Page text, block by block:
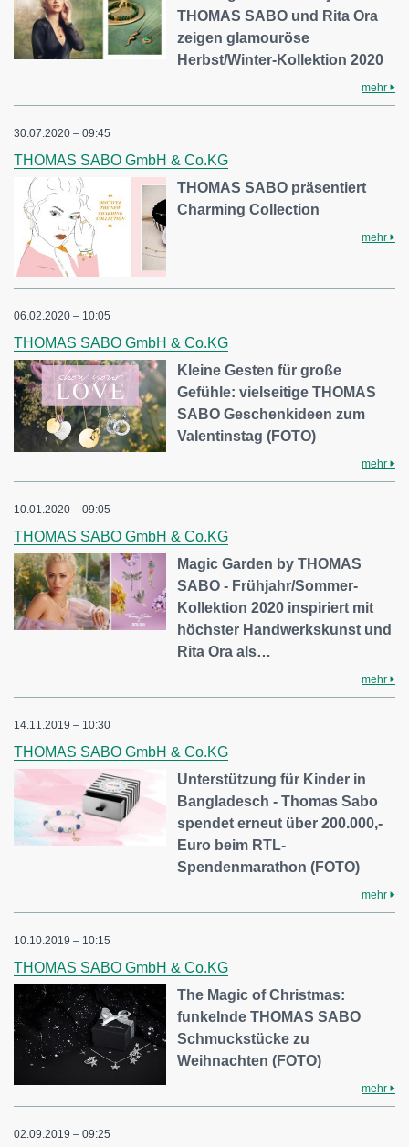
THOMAS SABO und Rita Ora
zeigen glamouröse
Herbst/Winter-Kollektion 2020
mehr
30.07.2020 – 09:45
THOMAS SABO GmbH & Co.KG
THOMAS SABO präsentiert
Charming Collection
mehr
06.02.2020 – 10:05
THOMAS SABO GmbH & Co.KG
Kleine Gesten für große
Gefühle: vielseitige THOMAS
SABO Geschenkideen zum
Valentinstag (FOTO)
mehr
10.01.2020 – 09:05
THOMAS SABO GmbH & Co.KG
Magic Garden by THOMAS
SABO - Frühjahr/Sommer-
Kollektion 2020 inspiriert mit
höchster Handwerkskunst und
Rita Ora als…
mehr
14.11.2019 – 10:30
THOMAS SABO GmbH & Co.KG
Unterstützung für Kinder in
Bangladesch - Thomas Sabo
spendet erneut über 200.000,-
Euro beim RTL-
Spendenmarathon (FOTO)
mehr
10.10.2019 – 10:15
THOMAS SABO GmbH & Co.KG
The Magic of Christmas:
funkelnde THOMAS SABO
Schmuckstücke zu
Weihnachten (FOTO)
mehr
02.09.2019 – 09:25